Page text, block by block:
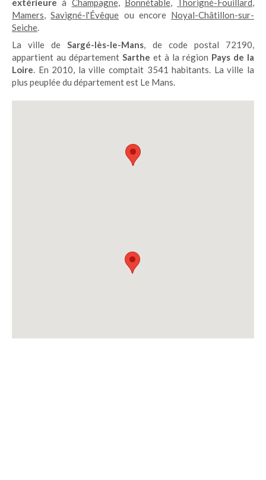
extérieure à Champagne, Bonnétable, Thorigné-Fouillard,
Mamers,Savigné-l'Évêque ou encore Noyal-Châtillon-sur-
Seiche.
La ville deSargé-lès-le-Mans, de code postal 72190,
appartient au département Sarthe et à la région Pays de la
Loire. En 2010, la ville comptait 3541 habitants. La ville la
plus peuplée du département est Le Mans.